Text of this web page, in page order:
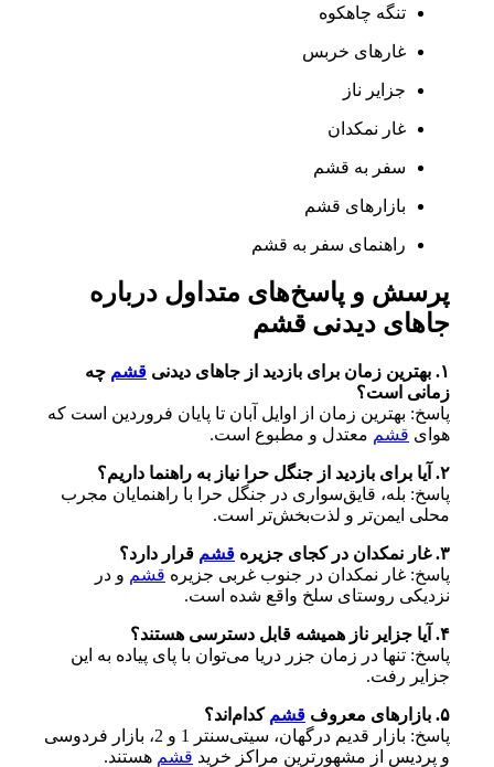
تنگه چاهکوه
غارهای خربس
جزایر ناز
غار نمکدان
سفر به قشم
بازارهای قشم
راهنمای سفر به قشم
پرسش و پاسخ‌های متداول درباره
جاهای دیدنی قشم
۱. بهترین زمان برای بازدید از جاهای دیدنی قشم چه
زمانی است؟
پاسخ: بهترین زمان از اوایل آبان تا پایان فروردین است که
هوای قشم معتدل و مطبوع است.
۲. آیا برای بازدید از جنگل حرا نیاز به راهنما داریم؟
پاسخ: بله، قایق‌سواری در جنگل حرا با راهنمایان مجرب
محلی ایمن‌تر و لذت‌بخش‌تر است.
۳. غار نمکدان در کجای جزیره قشم قرار دارد؟
پاسخ: غار نمکدان در جنوب غربی جزیره قشم و در
نزدیکی روستای سلخ واقع شده است.
۴. آیا جزایر ناز همیشه قابل دسترسی هستند؟
پاسخ: تنها در زمان جزر دریا می‌توان با پای پیاده به این
جزایر رفت.
۵. بازارهای معروف قشم کدام‌اند؟
پاسخ: بازار قدیم درگهان، سیتی‌سنتر 1 و 2، بازار فردوسی
و پردیس از مشهورترین مراکز خرید قشم هستند.